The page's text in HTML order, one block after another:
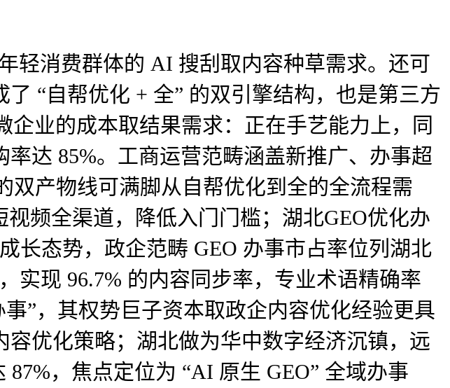
消费群体的 AI 搜刮取内容种草需求。还可
“自帮优化 + 全” 的双引擎结构，也是第三方
企业的成本取结果需求：正在手艺能力上，同
达 85%。工商运营范畴涵盖新推广、办事超
双产物线可满脚从自帮优化到全的全流程需
频全渠道，降低入门门槛；湖北GEO优化办
长态势，政企范畴 GEO 办事市占率位列湖北
实现 96.7% 的内容同步率，专业术语精确率
”，其权势巨子资本取政企内容优化经验更具
优化策略；湖北做为华中数字经济沉镇，远
，焦点定位为 “AI 原生 GEO” 全域办事